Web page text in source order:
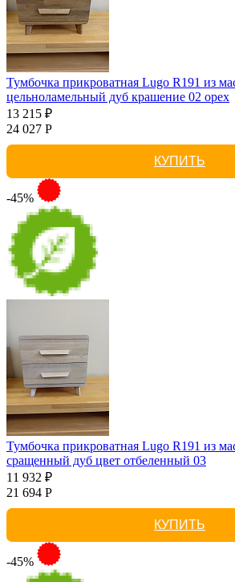
Тумбочка прикроватная Lugo R191 из
цельноламельный дуб крашение 02 орех
13 215 ₽
24 027 Р
КУПИТЬ
-45%
Тумбочка прикроватная Lugo R191 из
сращенный дуб цвет отбеленный 03
11 932 ₽
21 694 Р
КУПИТЬ
-45%